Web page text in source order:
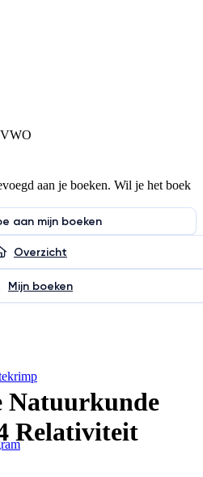
VWO
aan je boeken. Wil je het boek
aan mijn boeken
Overzicht
Mijn boeken
Natuurkunde
Relativiteit